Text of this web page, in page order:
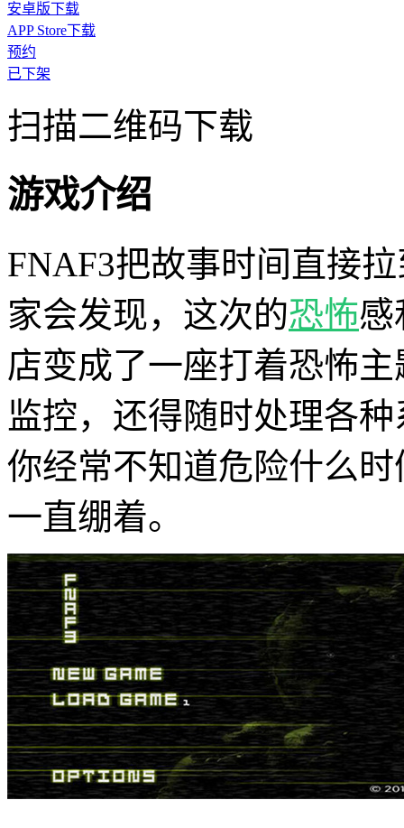
安卓版下载
APP Store下载
预约
已下架
扫描二维码下载
游戏介绍
FNAF3把故事时间直接
家会发现，这次的恐怖感
店变成了一座打着恐怖
监控，还得随时处理各
你经常不知道危险什么
一直绷着。